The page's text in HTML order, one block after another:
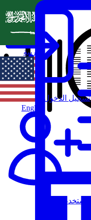
تسجيل الدخول
مستخدم جديد
العربية
English